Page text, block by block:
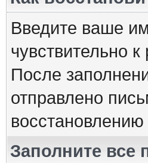
Введите ваше
чувствительно к
После
отправлено
Заполните